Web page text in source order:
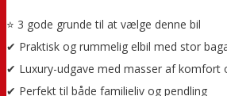
⭐ 3 gode grunde til at vælge denne bil
✔ Praktisk og rummelig elbil med stor
✔ Luxury-udgave med masser af komfort
✔ Perfekt til både familieliv og pendling